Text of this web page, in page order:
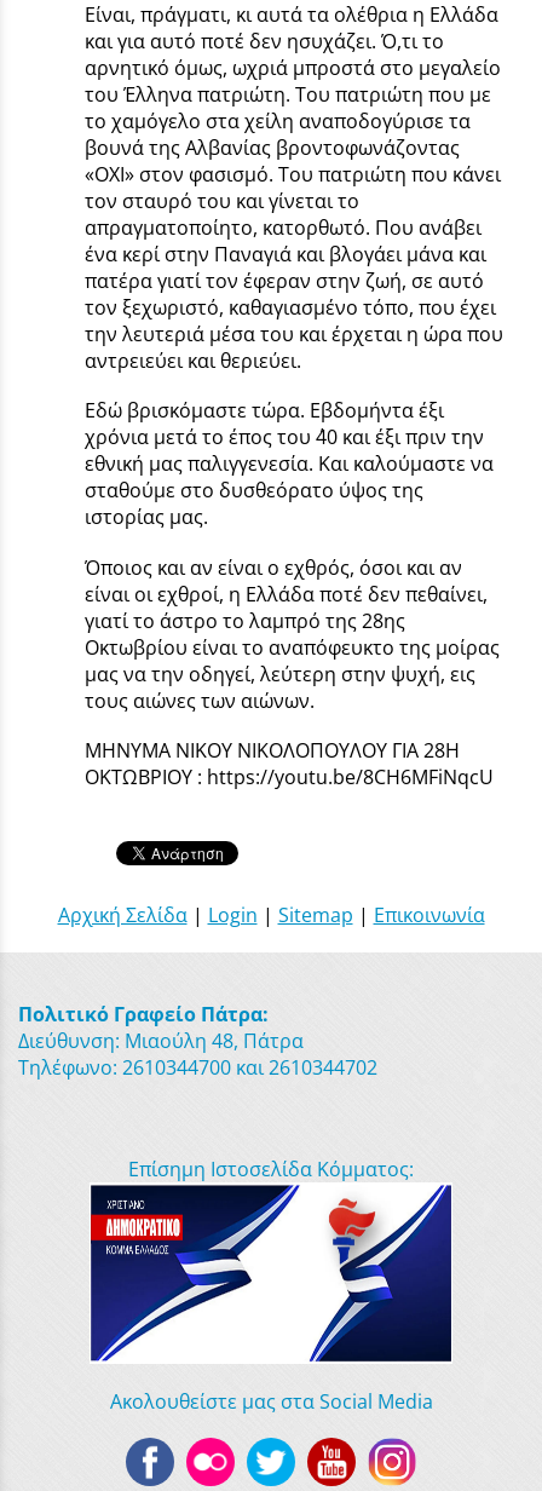
Είναι, πράγματι, κι αυτά τα ολέθρια η Ελλάδα
και για αυτό ποτέ δεν ησυχάζει. Ό,τι το
αρνητικό όμως, ωχριά μπροστά στο μεγαλείο
του Έλληνα πατριώτη. Του πατριώτη που με
το χαμόγελο στα χείλη αναποδογύρισε τα
βουνά της Αλβανίας βροντοφωνάζοντας
«ΟΧΙ» στον φασισμό. Του πατριώτη που κάνει
τον σταυρό του και γίνεται το
απραγματοποίητο, κατορθωτό. Που ανάβει
ένα κερί στην Παναγιά και βλογάει μάνα και
πατέρα γιατί τον έφεραν στην ζωή, σε αυτό
τον ξεχωριστό, καθαγιασμένο τόπο, που έχει
την λευτεριά μέσα του και έρχεται η ώρα που
αντρειεύει και θεριεύει.
Εδώ βρισκόμαστε τώρα. Εβδομήντα έξι
χρόνια μετά το έπος του ΄40 και έξι πριν την
εθνική μας παλιγγενεσία. Και καλούμαστε να
σταθούμε στο δυσθεόρατο ύψος της
ιστορίας μας.
Όποιος και αν είναι ο εχθρός, όσοι και αν
είναι οι εχθροί, η Ελλάδα ποτέ δεν πεθαίνει,
γιατί το άστρο το λαμπρό της 28ης
Οκτωβρίου είναι το αναπόφευκτο της μοίρας
μας να την οδηγεί, λεύτερη στην ψυχή, εις
τους αιώνες των αιώνων.
ΜΗΝΥΜΑ ΝΙΚΟΥ ΝΙΚΟΛΟΠΟΥΛΟΥ ΓΙΑ 28Η
ΟΚΤΩΒΡΙΟΥ : https://youtu.be/8CH6MFiNqcU
Αρχική Σελίδα| Login | Sitemap | Επικοινωνία
Πολιτικό Γραφείο Πάτρα:
Διεύθυνση: Μιαούλη 48, Πάτρα
Τηλέφωνο: 2610344700 και 2610344702
Επίσημη Ιστοσελίδα Κόμματος:
Ακολουθείστε μας στα Social Media